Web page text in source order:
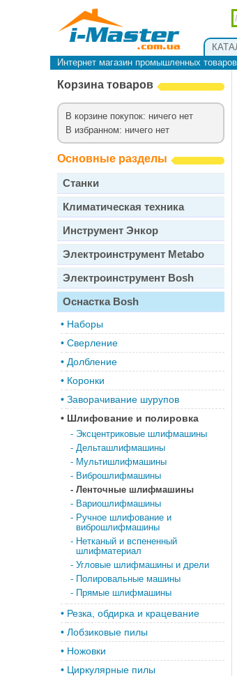
Интернет магазин промышленных
Корзина товаров
В корзине покупок: ничего нет
В избранном: ничего нет
Основные разделы
Станки
Климатическая техника
Инструмент Энкор
Электроинструмент Metabo
Электроинструмент Bosh
Оснастка Bosh
• Наборы
• Сверление
• Долбление
• Коронки
• Заворачивание шурупов
• Шлифование и полировка
- Эксцентриковые шлифмашины
- Дельташлифмашины
- Мультишлифмашины
- Виброшлифмашины
- Ленточные шлифмашины
- Вариошлифмашины
- Ручное шлифование и
виброшлифмашины
- Нетканый и вспененный
шлифматериал
- Угловые шлифмашины и дрели
- Полировальные машины
- Прямые шлифмашины
• Резка, обдирка и крацевание
• Лобзиковые пилы
• Ножовки
• Циркулярные пилы